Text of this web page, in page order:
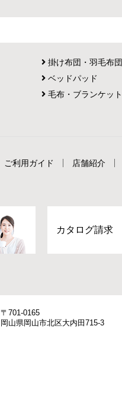
掛け布団・羽毛布団
ベッドパッド
毛布・ブランケット
ご利用ガイド 店舗紹介
カタログ請求
〒701-0165
岡山県岡山市北区大内田715-3